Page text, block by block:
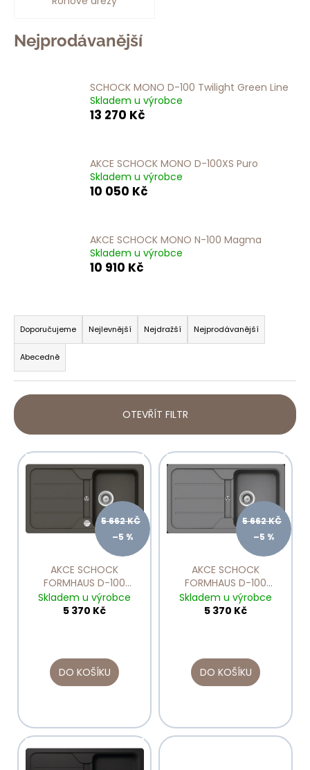
Nejprodávanější
SCHOCK MONO D-100 Twilight Green Line
Skladem u výrobce
13 270 Kč
AKCE SCHOCK MONO D-100XS Puro
Skladem u výrobce
10 050 Kč
AKCE SCHOCK MONO N-100 Magma
Skladem u výrobce
10 910 Kč
Ř
a
z
e
n
í
p
o
Doporučujeme Nejlevnější Nejdražší Nejprodávanější
Abecedně
OTEVŘÍT FILTR
V
5 662 KČ
–5 %
AKCE SCHOCK
FORMHAUS D-100
Asphalt
Skladem u výrobce
5 370 Kč
DO KOŠÍKU
5 662 KČ
–5 %
AKCE SCHOCK
FORMHAUS D-100
Croma
Skladem u výrobce
5 370 Kč
DO KOŠÍKU
j
HLEDAT
č
u
e
m
e
NEREZOVÉ
SÍTKO
CA50519Z